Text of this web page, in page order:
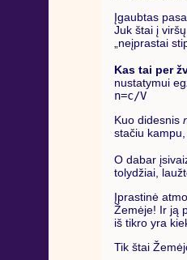
Įgaubtas
Juk štai į
„neįprastai
Kas tai per
nustatymui
n=c/V
Kuo didesnis
stačiu
O dabar
tolydžiai,
Įprastinė
Žemėje! Ir ją
iš tikro yra
Tik štai